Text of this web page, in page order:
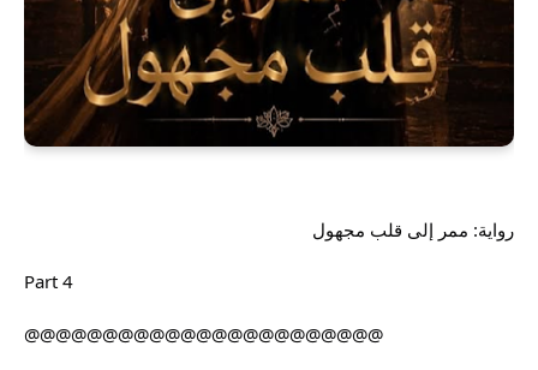
رواية: ممر إلى قلب مجهول
Part 4
@@@@@@@@@@@@@@@@@@@@@@@